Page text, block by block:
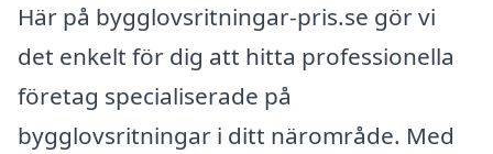
Här på bygglovsritningar-pris.se gör vi
det enkelt för dig att hitta professionella
företag specialiserade på
bygglovsritningar i ditt närområde. Med